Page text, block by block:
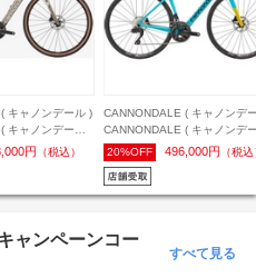
( キャノンデール )
( キャノンデール )
SUPER 6 EVO 3 (
ヴォ 3 ) 105 Di2
( イオンブルー ) 51
175cm前後 )
496,000円（税込）
CANNONDALE ( キャノ
CANNONDALE ( キャノ
ロードバイク SYNAPSE
プス ワン ) CASHMERE (
ア ) 48 (身長目安165cm前
17%OFF 299,200円（
ャンペーンコー
すべて見る